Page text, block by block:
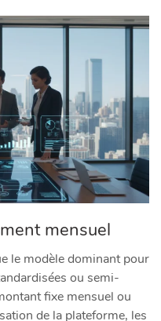
mensuel
le modèle dominant pour
ou semi-
fixe mensuel ou
de la plateforme, les